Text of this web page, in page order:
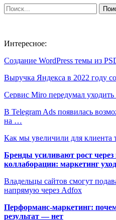
Интересное:
Создание WordPress темы из
Выручка Яндекса в 2022 году
Сервис Miro передумал
В Telegram Ads появилась
на …
Как мы увеличили для клиента
Бренды усиливают рост
коллаборации: маркетинг
Владельцы сайтов смогут
напрямую через Adfox
Перформанс-маркетинг:
результат — нет